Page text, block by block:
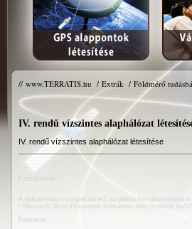
// www.TERRATIS.hu / Extrák / Földmérő
IV. rendű vízszintes alaphálózat
IV. rendű vízszintes alaphálózat létesítése
A dokumentum megtekinthető az alábbi formátumokban
- Microsoft Word Document formátum:
http://terratis.hu/
Partnerek